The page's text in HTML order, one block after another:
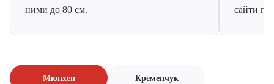
ними до 80 см.
сайти
Мюнхен Кременчук